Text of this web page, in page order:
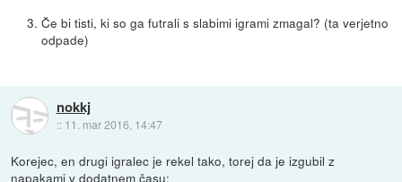
Če bi tisti, ki so ga futrali s slabimi igrami zmagal? (ta verjetno
odpade)
nokkj
:: 11. mar 2016, 14:47
Korejec, en drugi igralec je rekel tako, torej da je izgubil z
napakami v dodatnem času: